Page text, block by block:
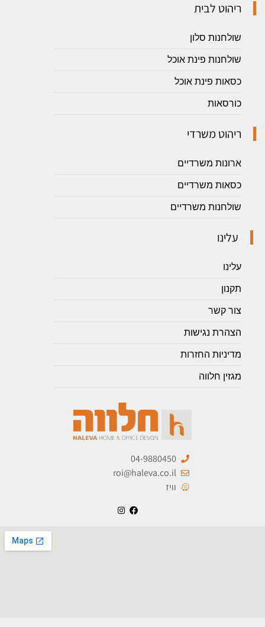
ריהוט לבית
שולחנות סלון
שולחנות פינת אוכל
כסאות פינת אוכל
כורסאות
ריהוט משרדי
ארונות משרדיים
כסאות משרדיים
שולחנות משרדיים
עלינו
עלינו
תקנון
צור קשר
הצהרת נגישות
מדיניות החזרות
מגזין חלווה
04-9880450
roi@haleva.co.il
וויז